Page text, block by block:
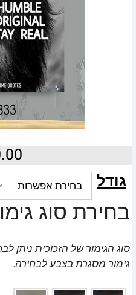
גודל
בחירת סוג
סוג הגימור של הזכוכית ניתן
גימור מסגרת בצבע לבחירה.